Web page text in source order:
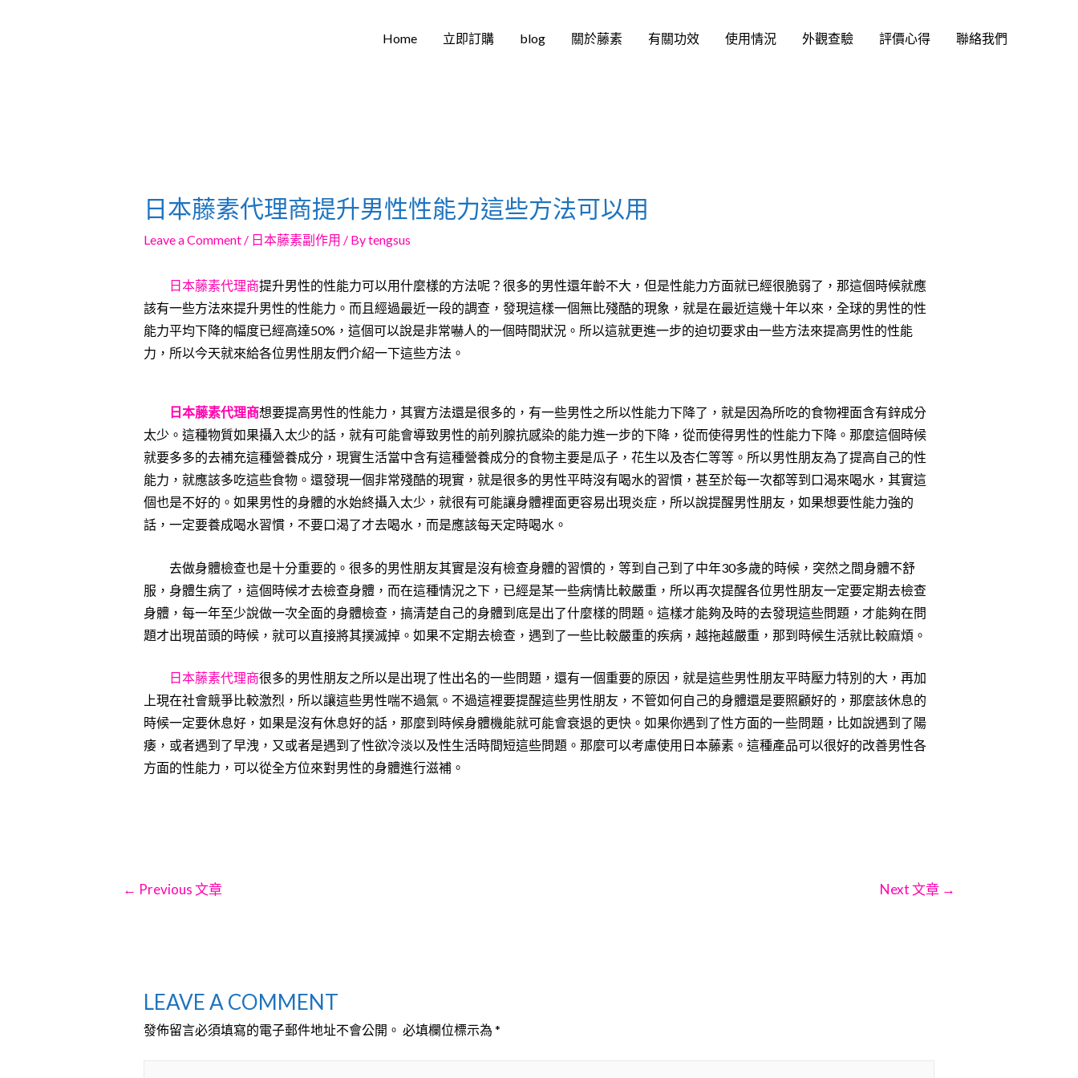
Home 立即訂購 blog 關於藤素 有關功效 使用情況 外觀查驗 評價心得 聯絡我們
日本藤素代理商提升男性性能力這些方法可以用
Leave a Comment / 日本藤素副作用 / Bytengsus
日本藤素代理商提升男性的性能力可以用什麼樣的方法呢？很多的男性還年齡不大，但是性能力方面就已經很脆弱了，那這個時候就應
該有一些方法來提升男性的性能力。而且經過最近一段的調查，發現這樣一個無比殘酷的現象，就是在最近這幾十年以來，全球的男性的性
能力平均下降的幅度已經高達50%，這個可以說是非常嚇人的一個時間狀況。所以這就更進一步的迫切要求由一些方法來提高男性的性能
力，所以今天就來給各位男性朋友們介紹一下這些方法。
日本藤素代理商想要提高男性的性能力，其實方法還是很多的，有一些男性之所以性能力下降了，就是因為所吃的食物裡面含有鋅成分
太少。這種物質如果攝入太少的話，就有可能會導致男性的前列腺抗感染的能力進一步的下降，從而使得男性的性能力下降。那麼這個時候
就要多多的去補充這種營養成分，現實生活當中含有這種營養成分的食物主要是瓜子，花生以及杏仁等等。所以男性朋友為了提高自己的性
能力，就應該多吃這些食物。還發現一個非常殘酷的現實，就是很多的男性平時沒有喝水的習慣，甚至於每一次都等到口渴來喝水，其實這
個也是不好的。如果男性的身體的水始終攝入太少，就很有可能讓身體裡面更容易出現炎症，所以說提醒男性朋友，如果想要性能力強的
話，一定要養成喝水習慣，不要口渴了才去喝水，而是應該每天定時喝水。
去做身體檢查也是十分重要的。很多的男性朋友其實是沒有檢查身體的習慣的，等到自己到了中年30多歲的時候，突然之間身體不舒
服，身體生病了，這個時候才去檢查身體，而在這種情況之下，已經是某一些病情比較嚴重，所以再次提醒各位男性朋友一定要定期去檢查
身體，每一年至少說做一次全面的身體檢查，搞清楚自己的身體到底是出了什麼樣的問題。這樣才能夠及時的去發現這些問題，才能夠在問
題才出現苗頭的時候，就可以直接將其撲滅掉。如果不定期去檢查，遇到了一些比較嚴重的疾病，越拖越嚴重，那到時候生活就比較麻煩。
日本藤素代理商很多的男性朋友之所以是出現了性出名的一些問題，還有一個重要的原因，就是這些男性朋友平時壓力特別的大，再加
上現在社會競爭比較激烈，所以讓這些男性喘不過氣。不過這裡要提醒這些男性朋友，不管如何自己的身體還是要照顧好的，那麼該休息的
時候一定要休息好，如果是沒有休息好的話，那麼到時候身體機能就可能會衰退的更快。如果你遇到了性方面的一些問題，比如說遇到了陽
痿，或者遇到了早洩，又或者是遇到了性欲冷淡以及性生活時間短這些問題。那麼可以考慮使用日本藤素。這種產品可以很好的改善男性各
方面的性能力，可以從全方位來對男性的身體進行滋補。
文
← Previous 文章 Next 文章 →
LEAVE A COMMENT
發佈留言必須填寫的電子郵件地址不會公開。 必填欄位標示為 *